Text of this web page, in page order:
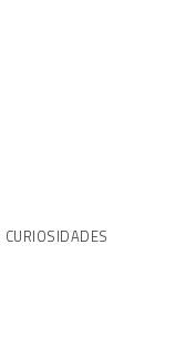
CURIOSIDADES